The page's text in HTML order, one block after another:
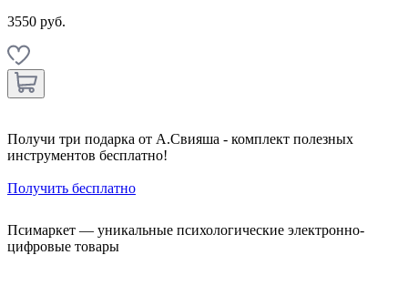
3550 руб.
Получи три подарка от А.Свияша - комплект полезных
инструментов бесплатно!
Получить бесплатно
Псимаркет — уникальные психологические электронно-
цифровые товары